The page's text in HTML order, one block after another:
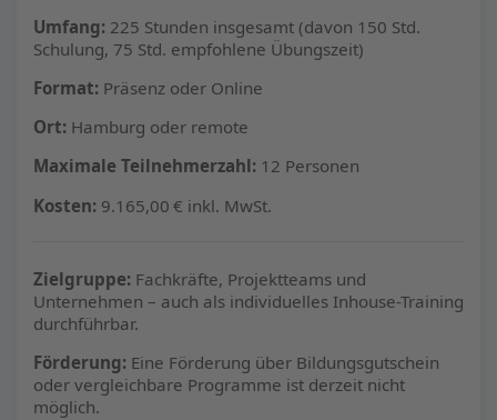
Umfang: 225 Stunden insgesamt (davon 150 Std.
Schulung, 75 Std. empfohlene Übungszeit)
Format: Präsenz oder Online
Ort: Hamburg oder remote
Maximale Teilnehmerzahl: 12 Personen
Kosten: 9.165,00 € inkl. MwSt.
Zielgruppe: Fachkräfte, Projektteams und
Unternehmen – auch als individuelles Inhouse-Training
durchführbar.
Förderung: Eine Förderung über Bildungsgutschein
oder vergleichbare Programme ist derzeit nicht
möglich.